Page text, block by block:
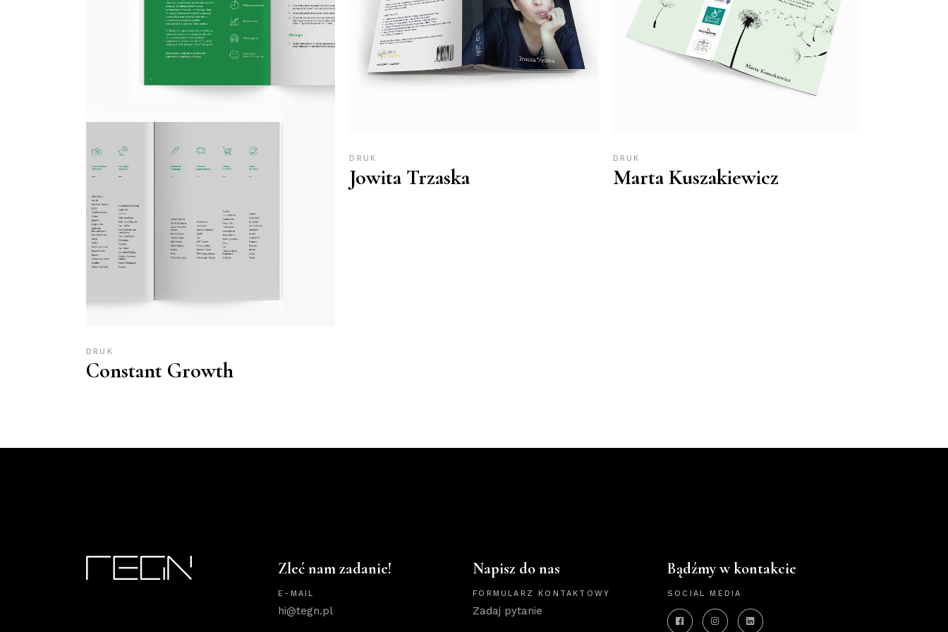
DRUK
Constant Growth
DRUK
Jowita Trzaska
DRUK
Marta Kuszakiewicz
Zleć nam zadanie!
E-MAIL
hi@tegn.pl
Napisz do nas
FORMULARZ KONTAKTOWY
Zadaj pytanie
Bądźmy w kontakcie
SOCIAL MEDIA